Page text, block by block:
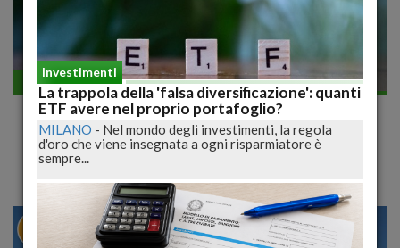
Investimenti
La trappola della 'falsa diversificazione':
quanti ETF avere nel proprio portafoglio?
29 31 VENEZIA
Investimenti
La trappola della 'falsa diversificazione': quanti
ETF avere nel proprio portafoglio?
MILANO - Nel mondo degli investimenti, la regola
d'oro che viene insegnata a ogni risparmiatore è
sempre...